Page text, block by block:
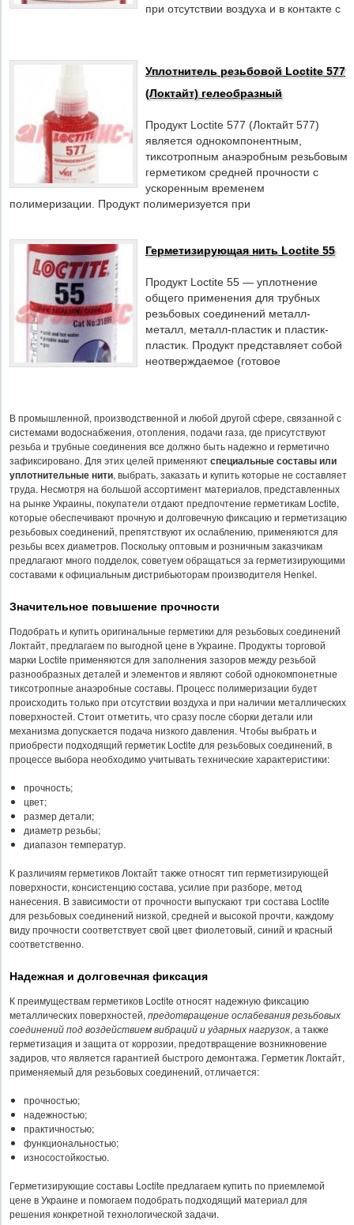
при отсутствии воздуха и в контакте с
Уплотнитель резьбовой Loctite 577
(Локтайт) гелеобразный
Продукт Loctite 577 (Локтайт 577)
является однокомпонентным,
тиксотропным анаэробным резьбовым
герметиком средней прочности с
ускоренным временем
полимеризации. Продукт полимеризуется при
Герметизирующая нить Loctite 55
Продукт Loctite 55 — уплотнение
общего применения для трубных
резьбовых соединений металл-
металл, металл-пластик и пластик-
пластик. Продукт представляет собой
неотверждаемое (готовое
В промышленной, производственной и любой другой сфере, связанной с
системами водоснабжения, отопления, подачи газа, где присутствуют
резьба и трубные соединения все должно быть надежно и герметично
зафиксировано. Для этих целей применяютспециальные составы или
уплотнительные нити, выбрать, заказать и купить которые не составляет
труда. Несмотря на большой ассортимент материалов, представленных
на рынке Украины, покупатели отдают предпочтение герметикам Loctite,
которые обеспечивают прочную и долговечную фиксацию и герметизацию
резьбовых соединений, препятствуют их ослаблению, применяются для
резьбы всех диаметров. Поскольку оптовым и розничным заказчикам
предлагают много подделок, советуем обращаться за герметизирующими
составами к официальным дистрибьюторам производителя Henkel.
Значительное повышение прочности
Подобрать и купить оригинальные герметики для резьбовых соединений
Локтайт, предлагаем по выгодной цене в Украине. Продукты торговой
марки Loctite применяются для заполнения зазоров между резьбой
разнообразных деталей и элементов и являют собой однокомпонетные
тиксотропные анаэробные составы. Процесс полимеризации будет
происходить только при отсутствии воздуха и при наличии металлических
поверхностей. Стоит отметить, что сразу после сборки детали или
механизма допускается подача низкого давления. Чтобы выбрать и
приобрести подходящий герметик Loctite для резьбовых соединений, в
процессе выбора необходимо учитывать технические характеристики:
прочность;
цвет;
размер детали;
диаметр резьбы;
диапазон температур.
К различиям герметиков Локтайт также относят тип герметизирующей
поверхности, консистенцию состава, усилие при разборе, метод
нанесения. В зависимости от прочности выпускают три состава Loctite
для резьбовых соединений низкой, средней и высокой прочти, каждому
виду прочности соответствует свой цвет фиолетовый, синий и красный
соответственно.
Надежная и долговечная фиксация
К преимуществам герметиков Loctite относят надежную фиксацию
металлических поверхностей, предотвращение ослабевания резьбовых
соединений под воздействием вибраций и ударных нагрузок, а также
герметизация и защита от коррозии, предотвращение возникновение
задиров, что является гарантией быстрого демонтажа. Герметик Локтайт,
применяемый для резьбовых соединений, отличается:
прочностью;
надежностью;
практичностью;
функциональностью;
износостойкостью.
Герметизирующие составы Loctite предлагаем купить по приемлемой
цене в Украине и помогаем подобрать подходящий материал для
решения конкретной технологической задачи.